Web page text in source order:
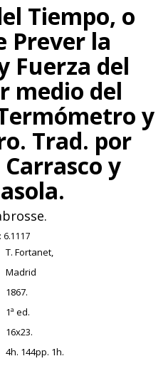
Tiempo, o
Prever la
Fuerza del
medio del
y
Trad. por
y
6.1117
T. Fortanet,
Madrid
1867.
1ª ed.
16x23.
4h. 144pp. 1h.